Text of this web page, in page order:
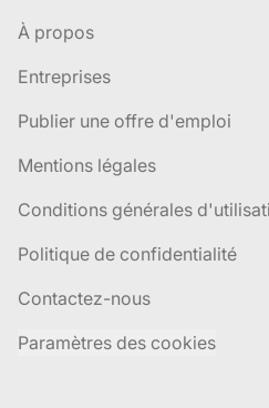
À propos
Entreprises
Publier une offre d'emploi
Mentions légales
Conditions générales
Politique de confidentialité
Contactez-nous
Paramètres des cookies